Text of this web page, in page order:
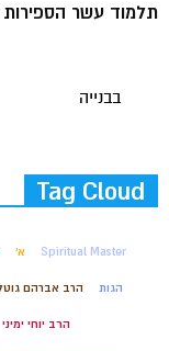
תלמוד עשר
בבנייה
Tag Cloud
Spiritual Master א'
הגות הרב אברהם
הרב יוחי ימיני